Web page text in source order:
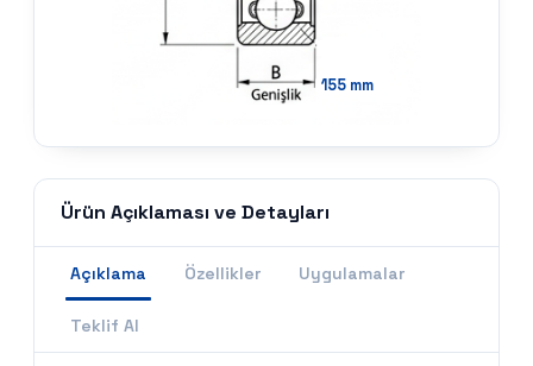
155mm
Ürün Açıklaması ve Detayları
Açıklama Özellikler Uygulamalar
Teklif Al